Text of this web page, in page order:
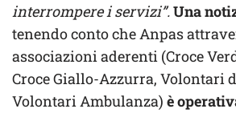
interrompere i servizi”.Una
tenendo conto che Anpas
associazioni aderenti (Croce
Croce Giallo-Azzurra, Volontari
Volontari Ambulanza) è